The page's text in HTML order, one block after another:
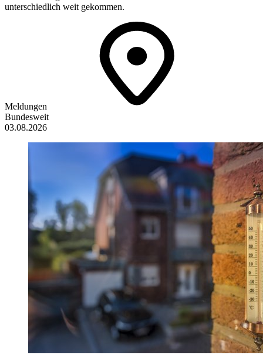
unterschiedlich weit gekommen.
Meldungen
Bundesweit
03.08.2026